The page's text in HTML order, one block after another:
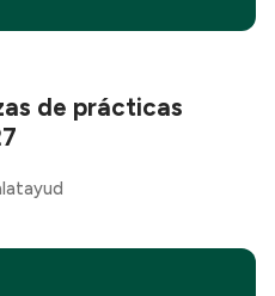
de prácticas